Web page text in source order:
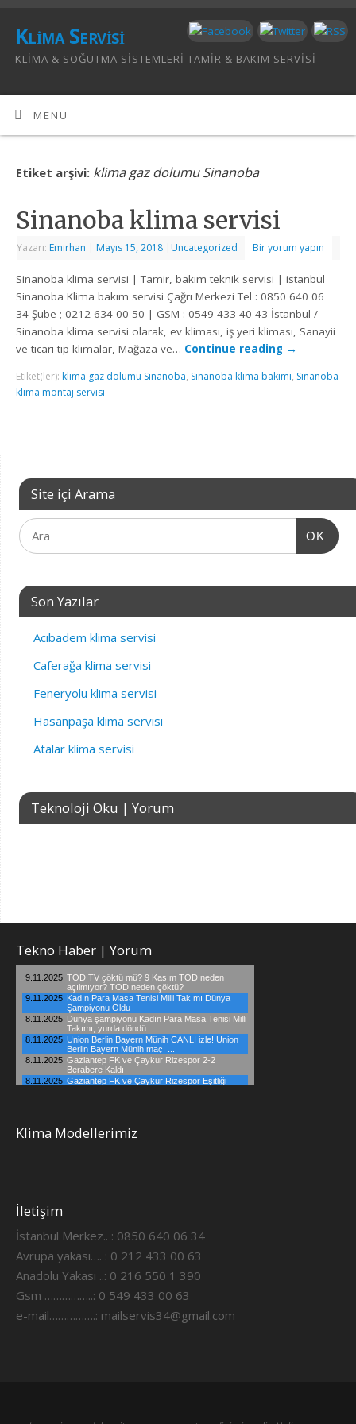
Klima Servisi
KLIMA & SOĞUTMA SISTEMLERI TAMIR & BAKIM SERVISI
MENÜ
Etiket arşivi: klima gaz dolumu Sinanoba
Sinanoba klima servisi
Yazarı: Emirhan | Mayıs 15, 2018 | Uncategorized Bir yorum yapın
Sinanoba klima servisi | Tamir, bakım teknik servisi | istanbul
Sinanoba Klima bakım servisi Çağrı Merkezi Tel : 0850 640 06
34 Şube ; 0212 634 00 50 | GSM : 0549 433 40 43 İstanbul /
Sinanoba klima servisi olarak, ev kliması, iş yeri kliması, Sanayii
ve ticari tip klimalar, Mağaza ve… Continue reading →
Etiket(ler): klima gaz dolumu Sinanoba, Sinanoba klima bakımı, Sinanoba
klima montaj servisi
Site içi Arama
OK
Son Yazılar
Acıbadem klima servisi
Caferağa klima servisi
Feneryolu klima servisi
Hasanpaşa klima servisi
Atalar klima servisi
Teknoloji Oku | Yorum
Tekno Haber | Yorum
Klima Modellerimiz
İletişim
İstanbul Merkez.. : 0850 640 06 34
Avrupa yakası…. : 0 212 433 00 63
Anadolu Yakası ..: 0 216 550 1 390
Gsm ……………..: 0 549 433 00 63
e-mail…………….: mailservis34@gmail.com